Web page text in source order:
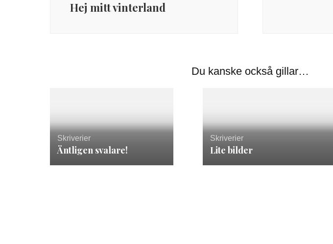
Hej mitt vinterland
Du kanske också gillar…
Skriverier
Äntligen svalare!
Skriverier
Lite bilder